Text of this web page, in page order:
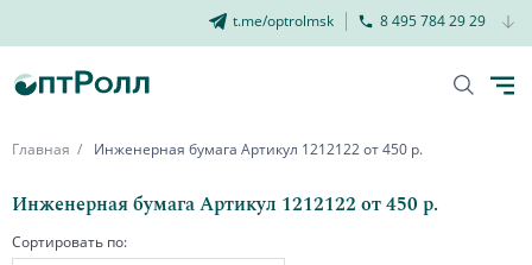
t.me/optrolmsk 8 495 784 29 29
Главная Инженерная бумага Артикул 1212122 от 450 р.
Инженерная бумага Артикул 1212122 от 450 р.
Сортировать по: